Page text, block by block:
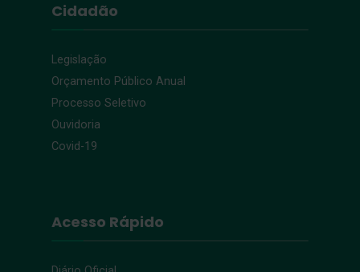
Cidadão
Legislação
Orçamento Público Anual
Processo Seletivo
Ouvidoria
Covid-19
Acesso Rápido